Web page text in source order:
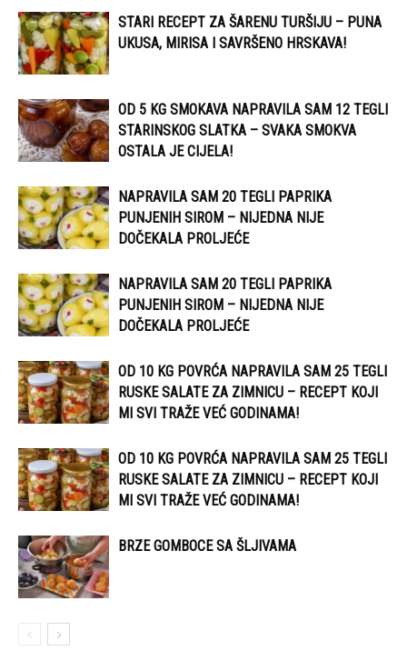
STARI RECEPT ZA ŠARENU TURŠIJU – PUNA
UKUSA, MIRISA I SAVRŠENO HRSKAVA!
OD 5 KG SMOKAVA NAPRAVILA SAM 12 TEGLI
STARINSKOG SLATKA – SVAKA SMOKVA
OSTALA JE CIJELA!
NAPRAVILA SAM 20 TEGLI PAPRIKA
PUNJENIH SIROM – NIJEDNA NIJE
DOČEKALA PROLJEĆE
NAPRAVILA SAM 20 TEGLI PAPRIKA
PUNJENIH SIROM – NIJEDNA NIJE
DOČEKALA PROLJEĆE
OD 10 KG POVRĆA NAPRAVILA SAM 25 TEGLI
RUSKE SALATE ZA ZIMNICU – RECEPT KOJI
MI SVI TRAŽE VEĆ GODINAMA!
OD 10 KG POVRĆA NAPRAVILA SAM 25 TEGLI
RUSKE SALATE ZA ZIMNICU – RECEPT KOJI
MI SVI TRAŽE VEĆ GODINAMA!
BRZE GOMBOCE SA ŠLJIVAMA